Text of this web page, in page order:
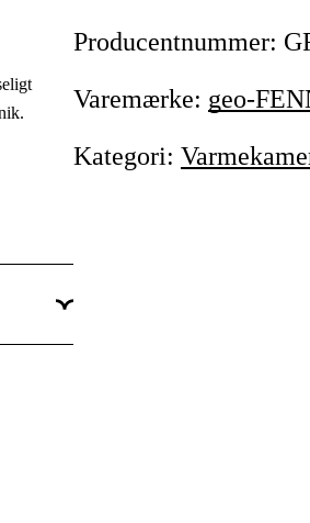
Producentnummer:
Varemærke: geo-
Kategori: